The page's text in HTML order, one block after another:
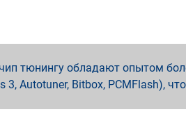
тюнингу обладают опытом
3, Autotuner, Bitbox, PCMFlash),